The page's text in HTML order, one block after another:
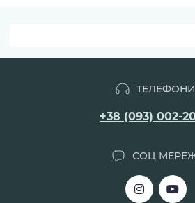
+38 (093) 002-
СОЦ